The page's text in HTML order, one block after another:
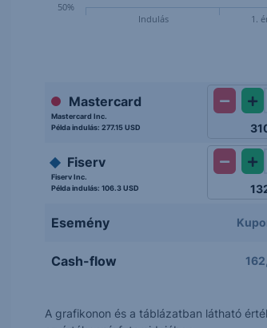
Indulás
1.
50%
Mastercard
Mastercard Inc.
Példa indulás:277.15 USD
Fiserv
Fiserv Inc.
Példa indulás:106.3 USD
Esemény
Cash-flow
A grafikonon és a táblázatban látható